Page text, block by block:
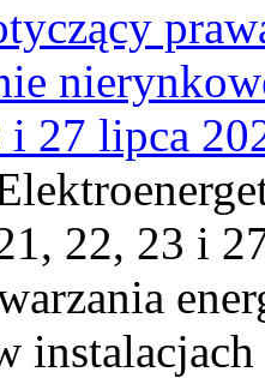
i 27 lipca
22, 23 i